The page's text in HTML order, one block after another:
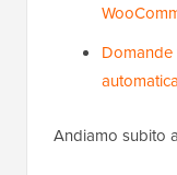
Andiamo subito